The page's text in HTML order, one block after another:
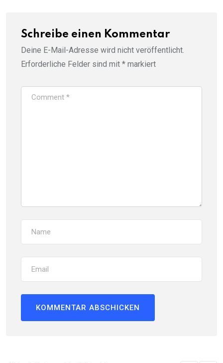
Schreibe einen Kommentar
Deine E-Mail-Adresse wird nicht veröffentlicht.
Erforderliche Felder sind mit * markiert